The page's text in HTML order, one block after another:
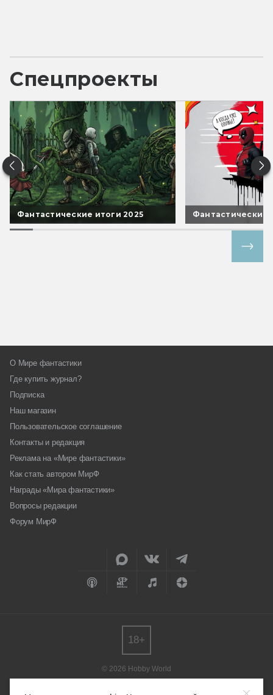
Спецпроекты
Фантастические итоги 2025 Фантастические
О Мире фантастики
Где купить журнал?
Подписка
Наш магазин
Пользовательское соглашение
Контакты и редакция
Реклама на «Мире фантастики»
Как стать автором МирФ
Награды «Мира фантастики»
Вопросы редакции
Форум МирФ
© 2026 Hobby World
18+